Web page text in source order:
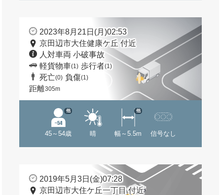
2023年8月21日(月)02:53
京田辺市大住健康ケ丘 付近
人対車両 小破事故
軽貨物車(1) 歩行者(1)
死亡(0) 負傷(1)
距離305m
45～54歳
他
晴 幅～5.5m
他
信号なし
2019年5月3日(金)07:28
京田辺市大住ケ丘一丁目 付近